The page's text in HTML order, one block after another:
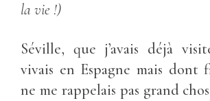
la vie !)
Séville, que j’avais déjà
vivais en Espagne mais dont
ne me rappelais pas grand